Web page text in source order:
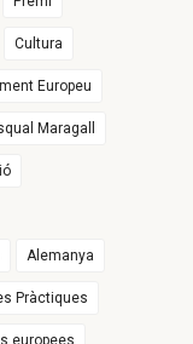
Cultura
Europeu
Maragall
Alemanya
Pràctiques
europees